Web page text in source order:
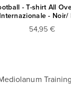
- T-shirt All
Internazionale - Noir/
54,95 €